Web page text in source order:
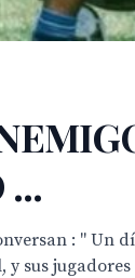
...
: " Un
sus